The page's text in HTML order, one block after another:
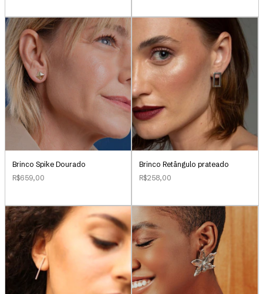
Brinco Spike Dourado
R$659,00
Brinco Retângulo prateado
R$258,00